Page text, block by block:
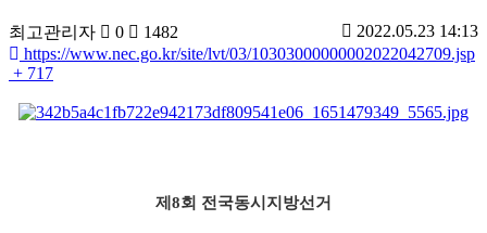
최고관리자 0 1482
2022.05.23 14:13
https://www.nec.go.kr/site/lvt/03/10303000000002022042709.jsp
+ 717
제8회 전국동시지방선거